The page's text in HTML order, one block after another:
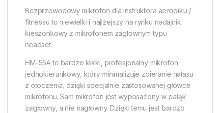
Bezprzewodowy mikrofon dla instruktora aerobiku /
fitnessu to niewielki i najlżejszy na rynku nadajnik
kieszonkowy z mikrofonem zagłownym typu
headset.
HM-55A to bardzo lekki, profesjonalny mikrofon
jednokierunkowy, który minimalizuje zbieranie hałasu
z otoczenia, dzięki specjalnie zastosowanej główce
mikrofonu. Sam mikrofon jest wyposażony w pałąk
zagłowny, a nie nagłowny. Dzięki temu jest bardzo